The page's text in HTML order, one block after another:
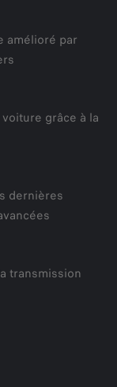
amélioré par
grâce à la
dernières
transmission